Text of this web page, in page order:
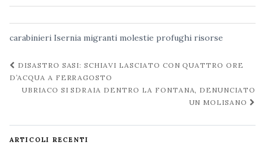
carabinieri Isernia migranti molestie profughi risorse
Navigazione
post
DISASTRO SASI: SCHIAVI LASCIATO CON QUATTRO ORE
D’ACQUA A FERRAGOSTO
UBRIACO SI SDRAIA DENTRO LA FONTANA, DENUNCIATO
UN MOLISANO
ARTICOLI RECENTI